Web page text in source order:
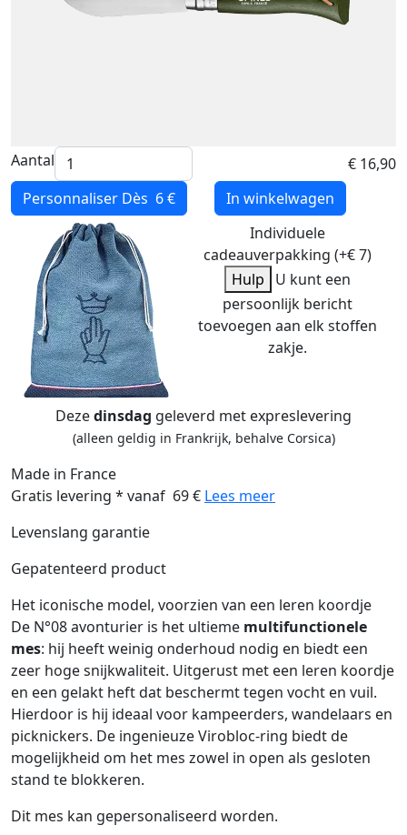
Aantal
€ 16,90
Personnaliser Dès 6 €
In winkelwagen
Individuele
cadeauverpakking (+€ 7)
Hulp
U kunt een
persoonlijk bericht
toevoegen aan elk stoffen
zakje.
Dezedinsdag geleverd met expreslevering
(alleen geldig in Frankrijk, behalve Corsica)
Made in France
Gratis levering * vanaf 69 € Lees meer
Levenslang garantie
Gepatenteerd product
Het iconische model, voorzien van een leren koordje
De N°08 avonturier is het ultieme multifunctionele
mes: hij heeft weinig onderhoud nodig en biedt een
zeer hoge snijkwaliteit. Uitgerust met een leren koordje
en een gelakt heft dat beschermt tegen vocht en vuil.
Hierdoor is hij ideaal voor kampeerders, wandelaars en
picknickers. De ingenieuze Virobloc-ring biedt de
mogelijkheid om het mes zowel in open als gesloten
stand te blokkeren.
Dit mes kan gepersonaliseerd worden.